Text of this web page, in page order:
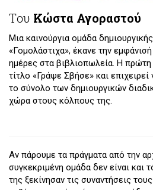
Tου Κώστα Αγοραστού
Μια καινούργια ομάδα
«Γομολάστιχα», έκανε την
ημέρες στα βιβλιοπωλεία. Η
τίτλο «Γράψε Σβήσε» και επιχειρεί
το σύνολο των δημιουργικών
χώρα στους κόλπους της.
Αν πάρουμε τα πράγματα από την
συγκεκριμένη ομάδα δεν είναι και
της ξεκίνησαν τις συναντήσεις